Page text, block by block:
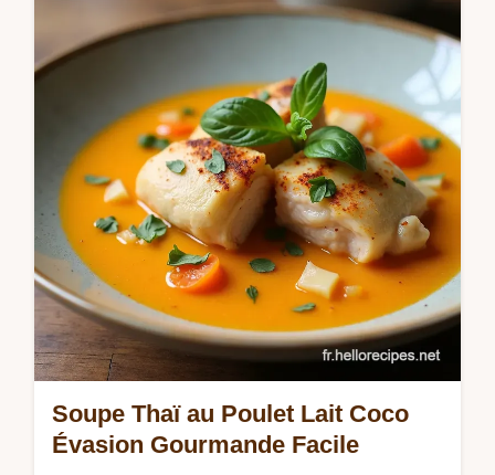
bistro parisien Ma recette simple avec
sauce onctueuse à la moutarde est un vrai
délice Découvrez le secret dun steak…
Soupe Thaï au Poulet Lait Coco
Évasion Gourmande Facile